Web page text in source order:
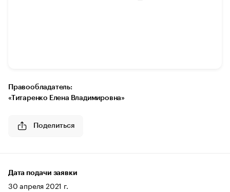
Правообладатель:
«Титаренко Елена Владимировна»
Поделиться
Дата подачи заявки
30 апреля 2021 г.